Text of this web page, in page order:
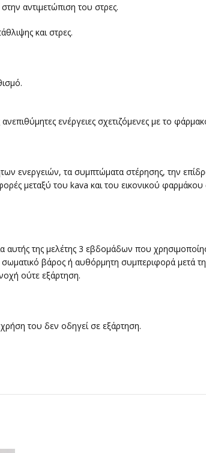
αντιμετώπιση του στρες.
και στρες.
ενέργειες σχετιζόμενες με το
ενεργειών, τα συμπτώματα στέρησης, την
μεταξύ του kava και του εικονικού
αυτής της μελέτης 3 εβδομάδων που
βάρος ή αυθόρμητη συμπεριφορά μετά
ούτε εξάρτηση.
χρήση του δεν οδηγεί σε εξάρτηση.